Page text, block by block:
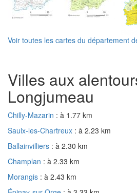
Voir toutes les cartes du département
Villes aux
Longjumeau
Chilly-Mazarin : à 1.77 km
Saulx-les-Chartreux : à 2.23 km
Ballainvilliers : à 2.30 km
Champlan : à 2.33 km
Morangis : à 2.43 km